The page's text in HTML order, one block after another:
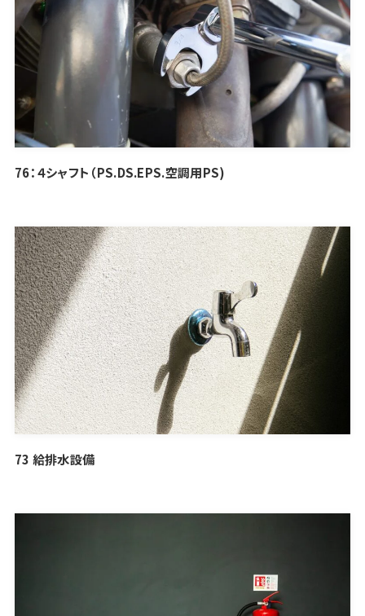
76：４シャフト（PS.DS.EPS.空調用PS)
73 給排水設備